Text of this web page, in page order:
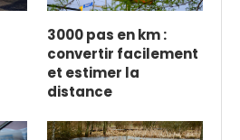
3000 pas en km :
convertir facilement
et estimer la
distance